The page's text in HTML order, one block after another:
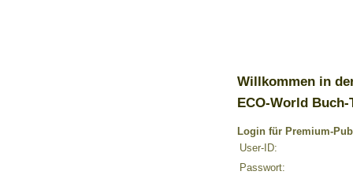
Willkommen in
ECO-World Buch-
Login für Premium-
User-ID:
Passwort: